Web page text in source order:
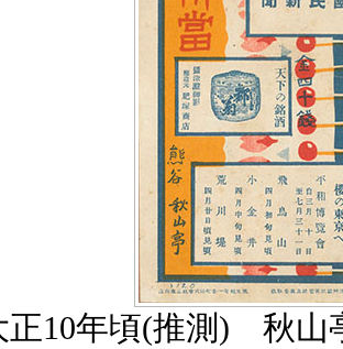
正10年頃(推測) 秋